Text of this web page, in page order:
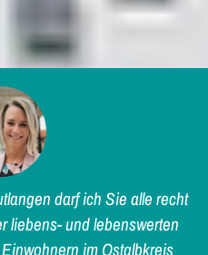
darf ich Sie alle recht
liebens- und lebenswerten
im Ostalbkreis